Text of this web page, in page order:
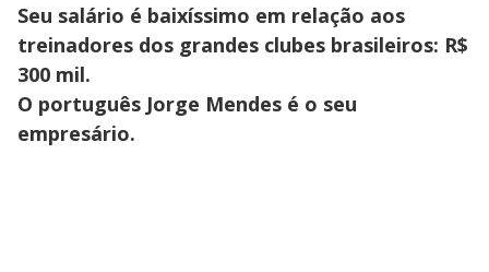
Seu salário é baixíssimo em relação aos
treinadores dos grandes clubes brasileiros: R$
300 mil.
O português Jorge Mendes é o seu
empresário.